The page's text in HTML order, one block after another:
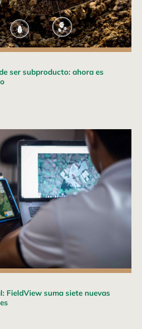
ser subproducto: ahora es
FieldView suma siete nuevas